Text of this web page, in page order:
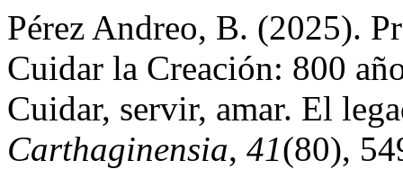
Pérez Andreo, B. (2025).
Cuidar la Creación: 800
Cuidar, servir, amar. El
Carthaginensia, 41(80),